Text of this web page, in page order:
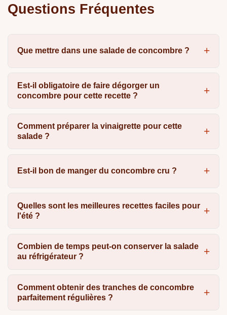
Questions Fréquentes
Que mettre dans une salade de concombre ?
Est-il obligatoire de faire dégorger un
concombre pour cette recette ?
Comment préparer la vinaigrette pour cette
salade ?
Est-il bon de manger du concombre cru ?
Quelles sont les meilleures recettes faciles pour
l'été ?
Combien de temps peut-on conserver la salade
au réfrigérateur ?
Comment obtenir des tranches de concombre
parfaitement régulières ?